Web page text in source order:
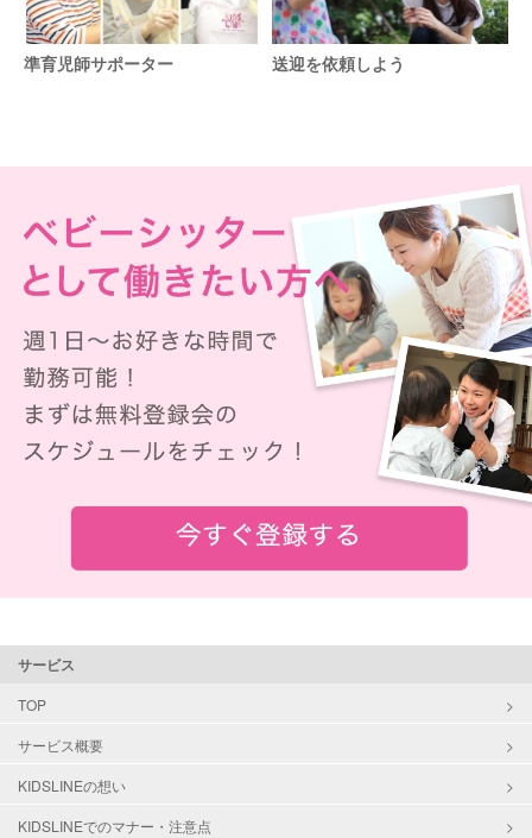
準育児師サポーター 送迎を依頼しよう
サービス
TOP
サービス概要
KIDSLINEの想い
KIDSLINEでのマナー・注意点